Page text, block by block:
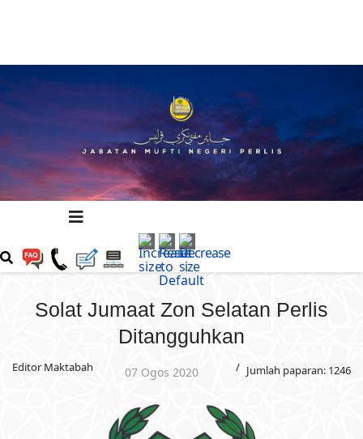
Solat Jumaat Zon Selatan Perlis
Ditangguhkan
Editor Maktabah 07 Ogos 2020 Jumlah paparan: 1246